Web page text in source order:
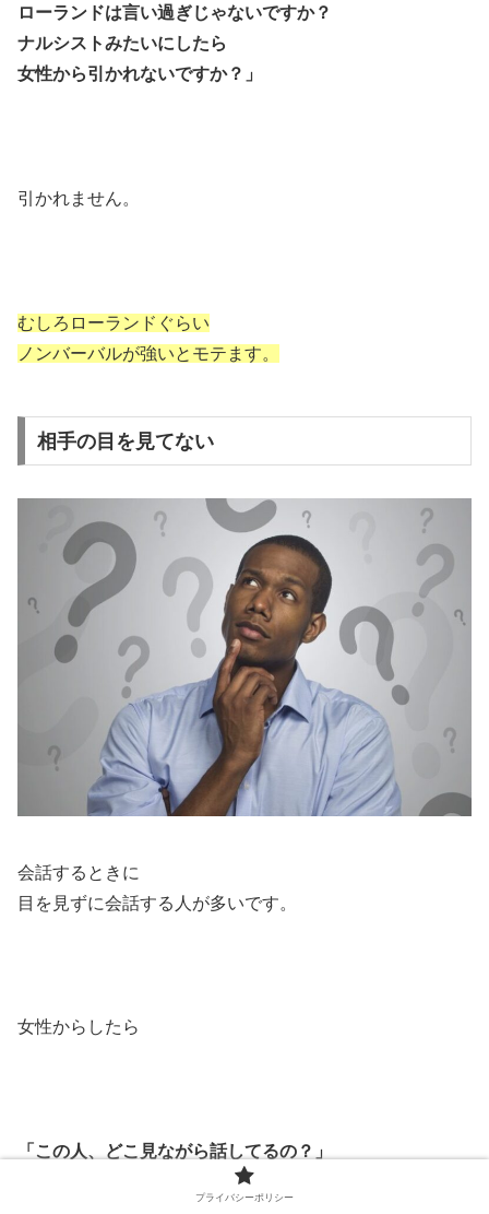
ローランドは言い過ぎじゃないですか？
ナルシストみたいにしたら
女性から引かれないですか？」
引かれません。
むしろローランドぐらい
ノンバーバルが強いとモテます。
相手の目を見てない
会話するときに
目を見ずに会話する人が多いです。
女性からしたら
「この人、どこ見ながら話してるの？」
プライバシーポリシー